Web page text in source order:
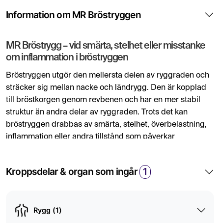
Information om MR Bröstryggen
MR Bröstrygg – vid smärta, stelhet eller misstanke
om inflammation i bröstryggen
Bröstryggen utgör den mellersta delen av ryggraden och
sträcker sig mellan nacke och ländrygg. Den är kopplad
till bröstkorgen genom revbenen och har en mer stabil
struktur än andra delar av ryggraden. Trots det kan
bröstryggen drabbas av smärta, stelhet, överbelastning,
inflammation eller andra tillstånd som påverkar
Med en magnetkameraundersökning (MR) av bröstryggen
strålningsfri och smärtfri metod som lämpar sig särskilt
väl vid långvarig eller oförklarlig smärta mellan
Kroppsdelar & organ som ingår 1
Rygg (1)